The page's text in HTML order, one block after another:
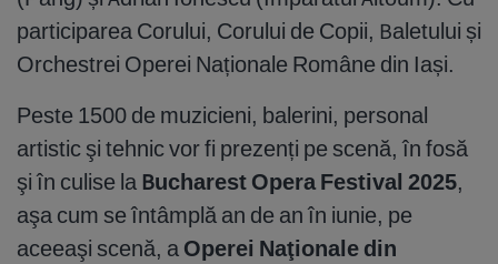
participarea Corului, Corului de Copii, Baletului și
Orchestrei Operei Naționale Române din Iași.
Peste 1500 de muzicieni, balerini, personal
artistic şi tehnic vor fi prezenți pe scenă, în fosă
şi în culise la Bucharest Opera Festival 2025,
aşa cum se întâmplă an de an în iunie, pe
aceeaşi scenă, a Operei Naţionale din